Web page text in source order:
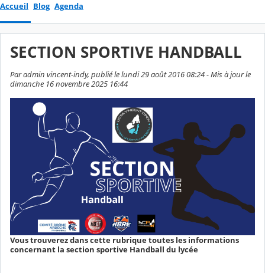
Accueil Blog Agenda
SECTION SPORTIVE HANDBALL
Par admin vincent-indy, publié le lundi 29 août 2016 08:24 - Mis à jour le
dimanche 16 novembre 2025 16:44
Vous trouverez dans cette rubrique toutes les informations
concernant la section sportive Handball du lycée